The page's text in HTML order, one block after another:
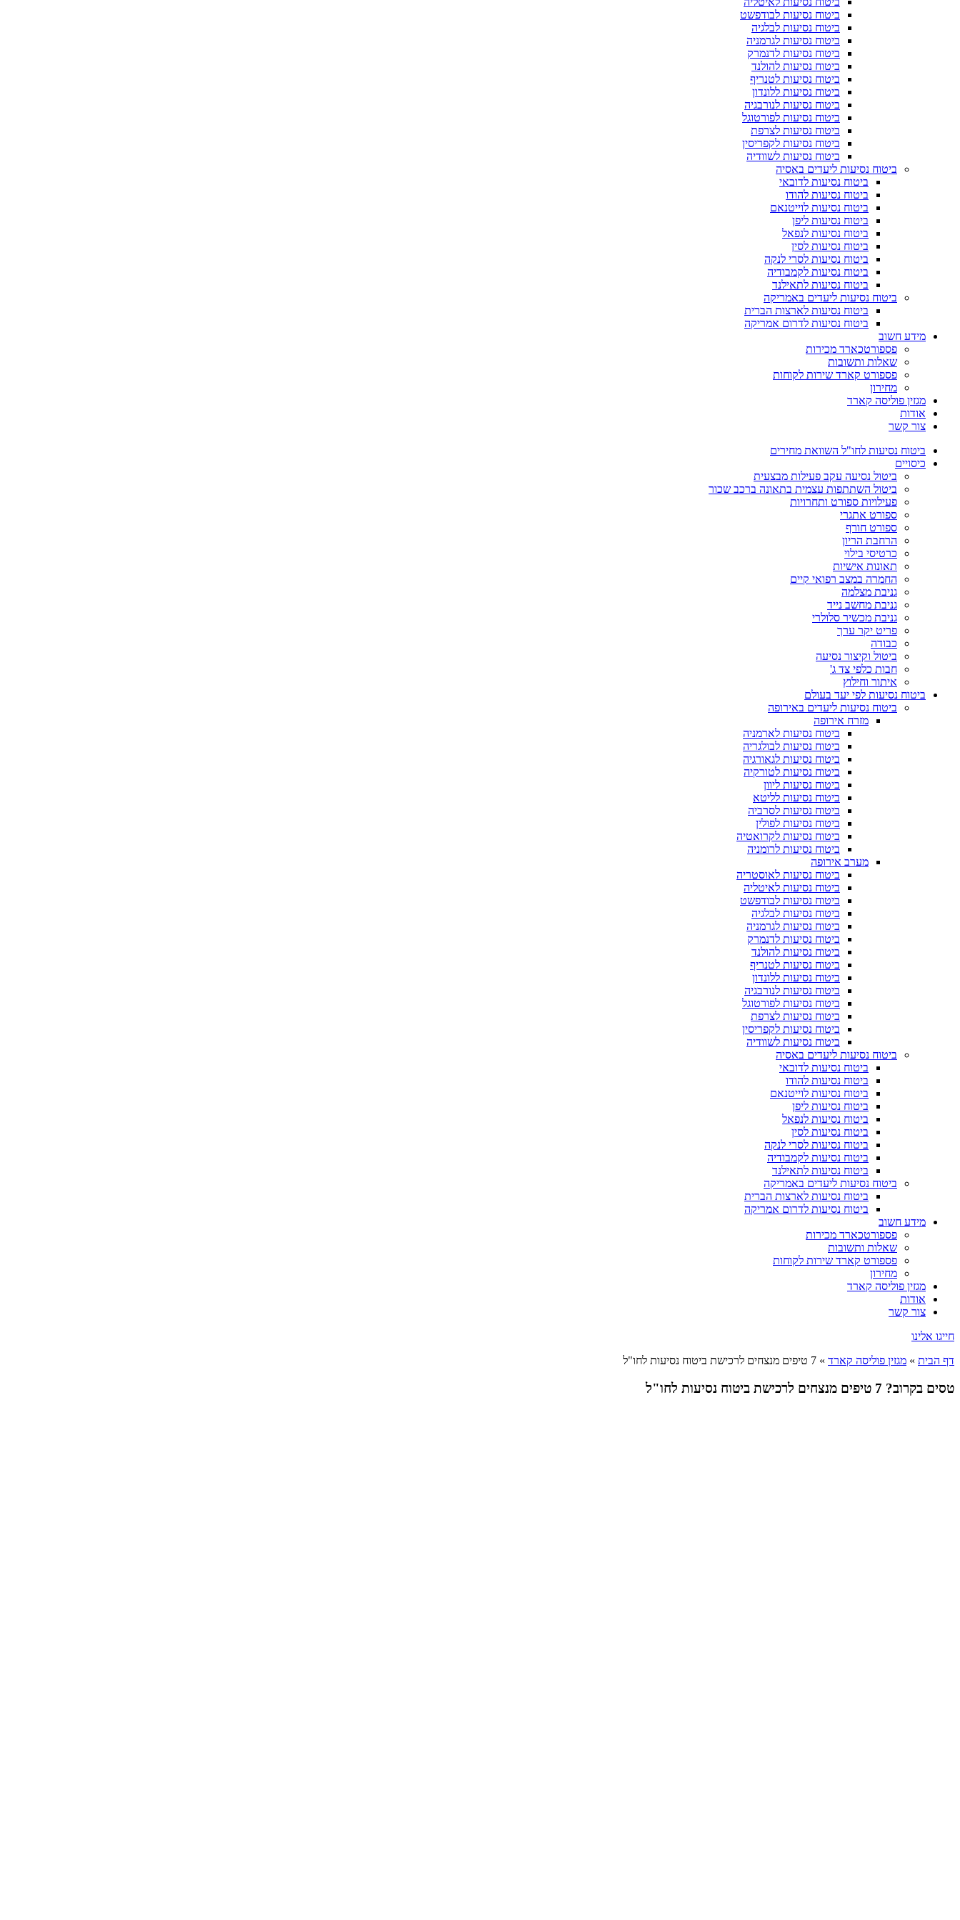
ביטוח נסיעות לבודפשט
ביטוח נסיעות לבלגיה
ביטוח נסיעות לגרמניה
ביטוח נסיעות לדנמרק
ביטוח נסיעות להולנד
ביטוח נסיעות לטנריף
ביטוח נסיעות ללונדון
ביטוח נסיעות לנורבגיה
ביטוח נסיעות לפורטוגל
ביטוח נסיעות לצרפת
ביטוח נסיעות לקפריסין
ביטוח נסיעות לשוודיה
ביטוח נסיעות ליעדים באסיה
ביטוח נסיעות לדובאי
ביטוח נסיעות להודו
ביטוח נסיעות לוייטנאם
ביטוח נסיעות ליפן
ביטוח נסיעות לנפאל
ביטוח נסיעות לסין
ביטוח נסיעות לסרי לנקה
ביטוח נסיעות לקמבודיה
ביטוח נסיעות לתאילנד
ביטוח נסיעות ליעדים באמריקה
ביטוח נסיעות לארצות הברית
ביטוח נסיעות לדרום אמריקה
מידע חשוב
פספורטכארד מכירות
שאלות ותשובות
פספורט קארד שירות לקוחות
מחירון
מגזין פוליסה קארד
אודות
צור קשר
ביטוח נסיעות לחו"ל השוואת מחירים
כיסויים
ביטול נסיעה עקב פעילות מבצעית
ביטול השתתפות עצמית בתאונה ברכב שכור
פעילויות ספורט ותחרויות
ספורט אתגרי
ספורט חורף
הרחבת הריון
כרטיסי בילוי
תאונות אישיות
החמרה במצב רפואי קיים
גניבת מצלמה
גניבת מחשב נייד
גניבת מכשיר סלולרי
פריט יקר ערך
כבודה
ביטול וקיצור נסיעה
חבות כלפי צד ג'
איתור וחילוץ
ביטוח נסיעות לפי יעד בעולם
ביטוח נסיעות ליעדים באירופה
מזרח אירופה
ביטוח נסיעות לארמניה
ביטוח נסיעות לבולגריה
ביטוח נסיעות לגאורגיה
ביטוח נסיעות לטורקיה
ביטוח נסיעות ליוון
ביטוח נסיעות לליטא
ביטוח נסיעות לסרביה
ביטוח נסיעות לפולין
ביטוח נסיעות לקרואטיה
ביטוח נסיעות לרומניה
מערב אירופה
ביטוח נסיעות לאוסטריה
ביטוח נסיעות לאיטליה
ביטוח נסיעות לבודפשט
ביטוח נסיעות לבלגיה
ביטוח נסיעות לגרמניה
ביטוח נסיעות לדנמרק
ביטוח נסיעות להולנד
ביטוח נסיעות לטנריף
ביטוח נסיעות ללונדון
ביטוח נסיעות לנורבגיה
ביטוח נסיעות לפורטוגל
ביטוח נסיעות לצרפת
ביטוח נסיעות לקפריסין
ביטוח נסיעות לשוודיה
ביטוח נסיעות ליעדים באסיה
ביטוח נסיעות לדובאי
ביטוח נסיעות להודו
ביטוח נסיעות לוייטנאם
ביטוח נסיעות ליפן
ביטוח נסיעות לנפאל
ביטוח נסיעות לסין
ביטוח נסיעות לסרי לנקה
ביטוח נסיעות לקמבודיה
ביטוח נסיעות לתאילנד
ביטוח נסיעות ליעדים באמריקה
ביטוח נסיעות לארצות הברית
ביטוח נסיעות לדרום אמריקה
מידע חשוב
פספורטכארד מכירות
שאלות ותשובות
פספורט קארד שירות לקוחות
מחירון
מגזין פוליסה קארד
אודות
צור קשר
חייגו אלינו
דף הבית » מגזין פוליסה קארד » 7 טיפים מנצחים לרכישת ביטוח נסיעות לחו"ל
טסים בקרוב? 7 טיפים מנצחים לרכישת ביטוח נסיעות לחו"ל